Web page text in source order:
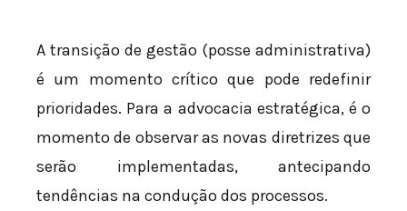
A transição de gestão (posse administrativa)
é um momento crítico que pode redefinir
prioridades. Para a advocacia estratégica, é o
momento de observar as novas diretrizes que
serão implementadas, antecipando
tendências na condução dos processos.